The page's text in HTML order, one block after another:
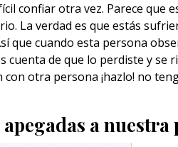
confiar otra vez. Parece que
La verdad es que estás
que cuando esta persona
cuenta de que lo perdiste y se
otra persona ¡hazlo! no
a nuestra